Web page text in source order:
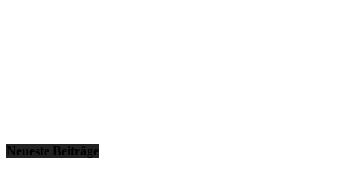
Neueste Beiträge